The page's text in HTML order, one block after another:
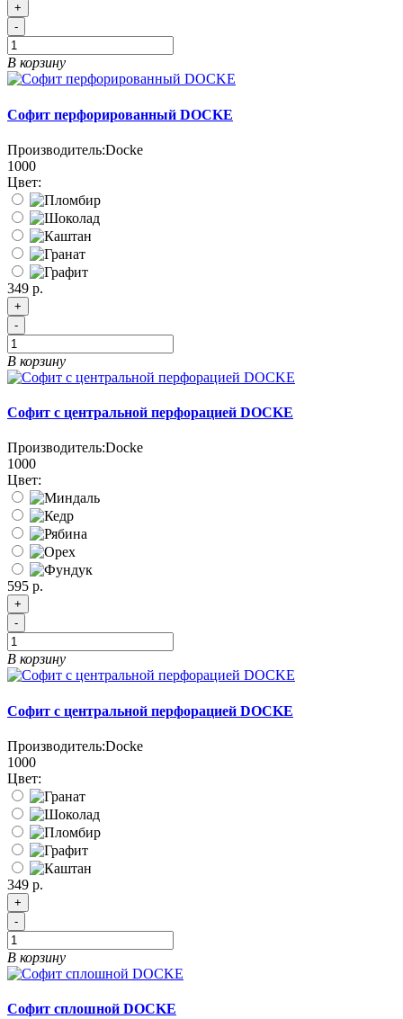
+
-
В корзину
Софит перфорированный DOCKE
Производитель:Docke
1000
Цвет:
349 р.
+
-
В корзину
Софит с центральной перфорацией DOCKE
Производитель:Docke
1000
Цвет:
595 р.
+
-
В корзину
Софит с центральной перфорацией DOCKE
Производитель:Docke
1000
Цвет:
349 р.
+
-
В корзину
Софит сплошной DOCKE